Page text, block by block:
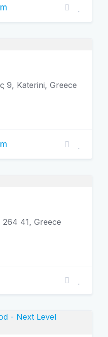
9, Katerini, Greece
41, Greece